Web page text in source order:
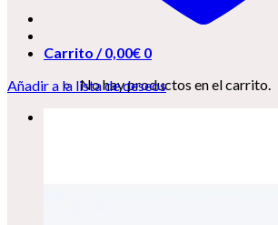
Carrito /0,00€ 0
No hay productos en el carrito.
Añadir a la lista de deseos